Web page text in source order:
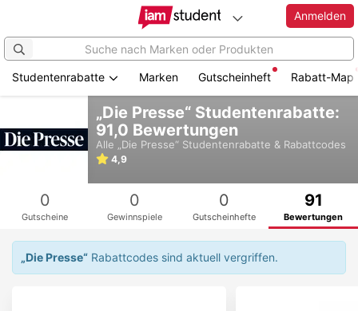
springen
Anmelden
Studentenrabatte Marken Gutscheinheft Rabatt-Map
„Die Presse“ Studentenrabatte:
91,0 Bewertungen
Alle „Die Presse“ Studentenrabatte & Rabattcodes
4,9
0
Gutscheine
0
Gewinnspiele
0
Gutscheinhefte
91
Bewertungen
„Die Presse“ Rabattcodes sind aktuell vergriffen.